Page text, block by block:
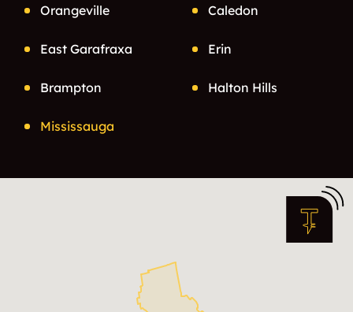
Orangeville Caledon
East Garafraxa Erin
Brampton Halton Hills
Mississauga